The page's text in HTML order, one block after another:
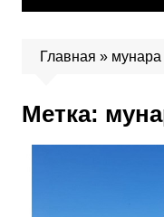
Главная » мунара
Метка: